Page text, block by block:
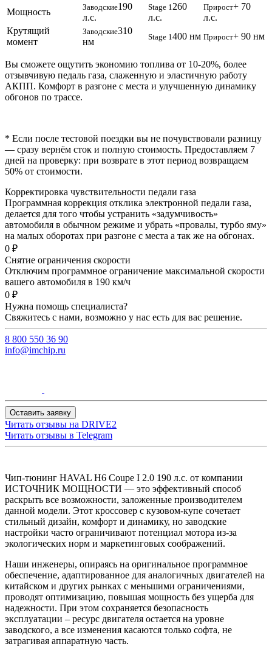
Мощность
Заводские190
л.с.
Stage 1 260
л.с.
Прирост+ 70
л.с.
Крутящий
момент
Заводские310
нм
Stage 1 400 нм Прирост+ 90 нм
Вы сможете ощутить экономию топлива от 10-20%, более
отзывчивую педаль газа, слаженную и эластичную работу
АКПП. Комфорт в разгоне с места и улучшенную динамику
обгонов по трассе.
* Если после тестовой поездки вы не почувствовали разницу
— сразу вернём сток и полную стоимость. Предоставляем 7
дней на проверку: при возврате в этот период возвращаем
50% от стоимости.
Корректировка чувствительности педали газа
Программная коррекция отклика электронной педали газа,
делается для того чтобы устранить «задумчивость»
автомобиля в обычном режиме и убрать «провалы, турбо яму»
на малых оборотах при разгоне с места а так же на обгонах.
0 ₽
Снятие ограничения скорости
Отключим программное ограничение максимальной скорости
вашего автомобиля в 190 км/ч
0 ₽
Нужна помощь специалиста?
Свяжитесь с нами, возможно у нас есть для вас решение.
8 800 550 36 90
info@imchip.ru
Оставить заявку
Читать отзывы на DRIVE2
Читать отзывы в Telegram
Чип-тюнинг HAVAL H6 Coupe I 2.0 190 л.с. от компании
ИСТОЧНИК МОЩНОСТИ — это эффективный способ
раскрыть все возможности, заложенные производителем
данной модели. Этот кроссовер с кузовом-купе сочетает
стильный дизайн, комфорт и динамику, но заводские
настройки часто ограничивают потенциал мотора из-за
экологических норм и маркетинговых соображений.
Наши инженеры, опираясь на оригинальное программное
обеспечение, адаптированное для аналогичных двигателей на
китайском и других рынках с меньшими ограничениями,
проводят оптимизацию, повышая мощность без ущерба для
надежности. При этом сохраняется безопасность
эксплуатации – ресурс двигателя остается на уровне
заводского, а все изменения касаются только софта, не
затрагивая аппаратную часть.